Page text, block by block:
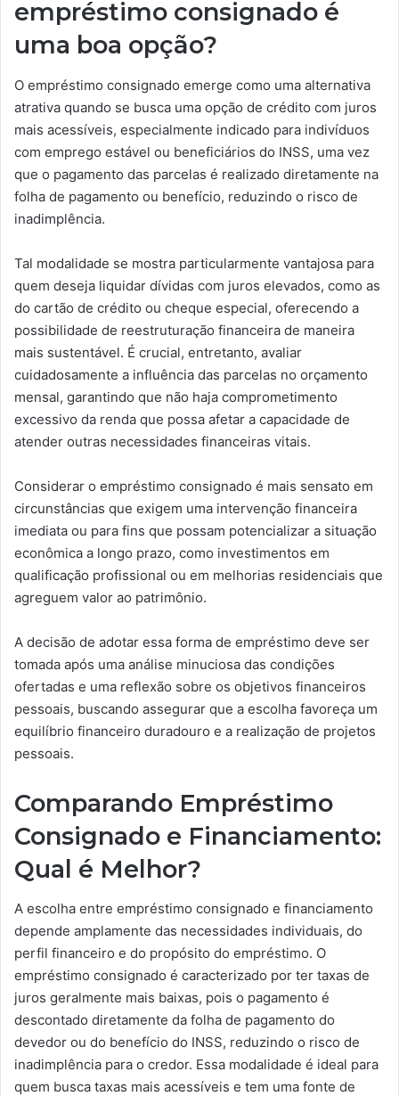
empréstimo consignado é
uma boa opção?
O empréstimo consignado emerge como uma alternativa
atrativa quando se busca uma opção de crédito com juros
mais acessíveis, especialmente indicado para indivíduos
com emprego estável ou beneficiários do INSS, uma vez
que o pagamento das parcelas é realizado diretamente na
folha de pagamento ou benefício, reduzindo o risco de
inadimplência.
Tal modalidade se mostra particularmente vantajosa para
quem deseja liquidar dívidas com juros elevados, como as
do cartão de crédito ou cheque especial, oferecendo a
possibilidade de reestruturação financeira de maneira
mais sustentável. É crucial, entretanto, avaliar
cuidadosamente a influência das parcelas no orçamento
mensal, garantindo que não haja comprometimento
excessivo da renda que possa afetar a capacidade de
atender outras necessidades financeiras vitais.
Considerar o empréstimo consignado é mais sensato em
circunstâncias que exigem uma intervenção financeira
imediata ou para fins que possam potencializar a situação
econômica a longo prazo, como investimentos em
qualificação profissional ou em melhorias residenciais que
agreguem valor ao patrimônio.
A decisão de adotar essa forma de empréstimo deve ser
tomada após uma análise minuciosa das condições
ofertadas e uma reflexão sobre os objetivos financeiros
pessoais, buscando assegurar que a escolha favoreça um
equilíbrio financeiro duradouro e a realização de projetos
pessoais.
Comparando Empréstimo
Consignado e Financiamento:
Qual é Melhor?
A escolha entre empréstimo consignado e financiamento
depende amplamente das necessidades individuais, do
perfil financeiro e do propósito do empréstimo. O
empréstimo consignado é caracterizado por ter taxas de
juros geralmente mais baixas, pois o pagamento é
descontado diretamente da folha de pagamento do
devedor ou do benefício do INSS, reduzindo o risco de
inadimplência para o credor. Essa modalidade é ideal para
quem busca taxas mais acessíveis e tem uma fonte de